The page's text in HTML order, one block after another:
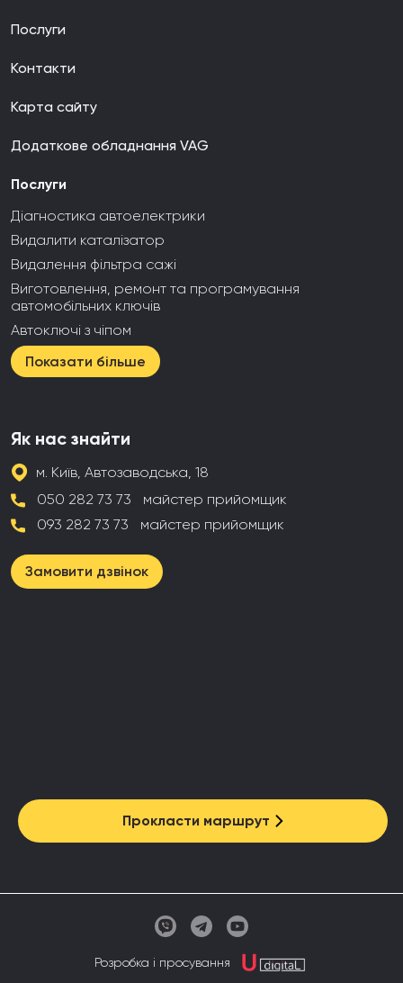
Як нас знайти
м. Київ, Автозаводська, 18
050 282 73 73
майстер прийомщик
093 282 73 73
майстер прийомщик
Замовити дзвінок
Прокласти маршрут
Послуги
Контакти
Карта сайту
Додаткове обладнання VAG
Послуги
Діагностика автоелектрики
Видалити каталізатор
Видалення фільтра сажі
Виготовлення, ремонт та програмування
автомобільних ключів
Автоключі з чіпом
Показати більше
Розробка і просування